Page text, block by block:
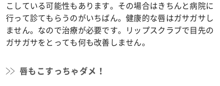
こしている可能性もあります。その場合はきちんと病院に
行って診てもらうのがいちばん。健康的な唇はガサガサし
ません。なので治療が必要です。リップスクラブで目先の
ガサガサをとっても何も改善しません。
唇もこすっちゃダメ！